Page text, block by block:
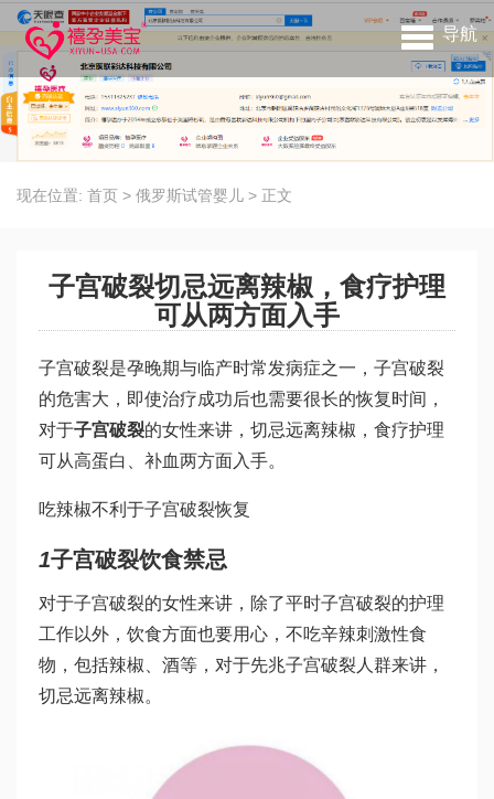
导航
现在位置: 首页 > 俄罗斯试管婴儿 > 正文
子宫破裂切忌远离辣椒，食疗护理
可从两方面入手
子宫破裂是孕晚期与临产时常发病症之一，子宫破裂
的危害大，即使治疗成功后也需要很长的恢复时间，
对于子宫破裂的女性来讲，切忌远离辣椒，食疗护理
可从高蛋白、补血两方面入手。
吃辣椒不利于子宫破裂恢复
1子宫破裂饮食禁忌
对于子宫破裂的女性来讲，除了平时子宫破裂的护理
工作以外，饮食方面也要用心，不吃辛辣刺激性食
物，包括辣椒、酒等，对于先兆子宫破裂人群来讲，
切忌远离辣椒。